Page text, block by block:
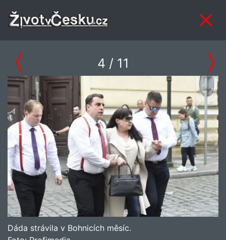
4 / 11
Dáda strávila v Bohnicích měsíc.